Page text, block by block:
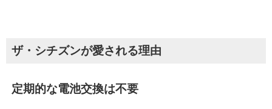
ザ・シチズンが愛される理由
定期的な電池交換は不要